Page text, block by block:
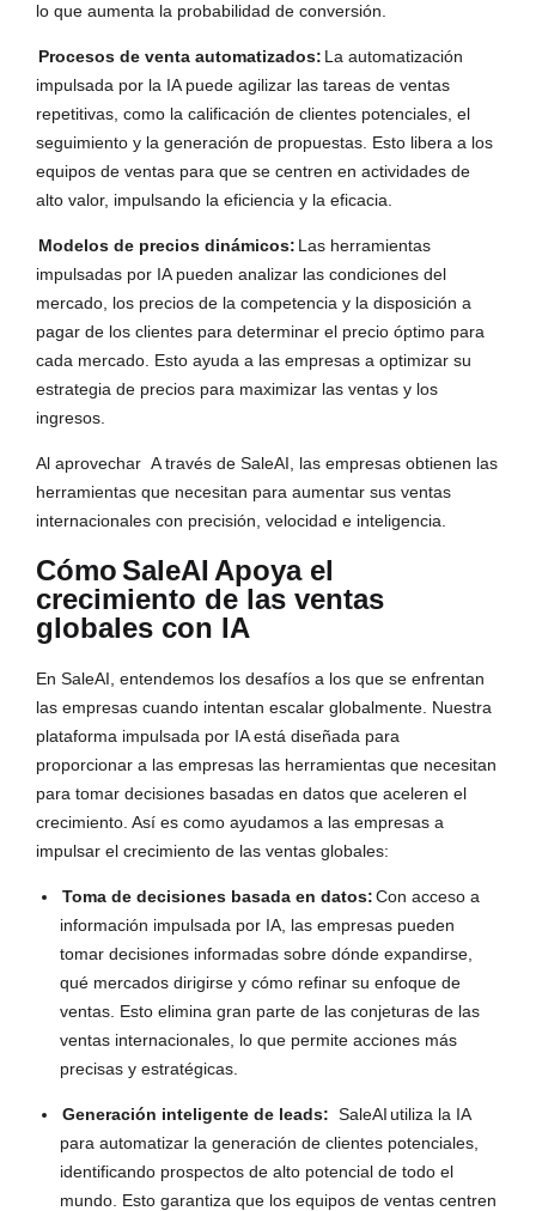
lo que aumenta la probabilidad de conversión.
Procesos de venta automatizados: La automatización
impulsada por la IA puede agilizar las tareas de ventas
repetitivas, como la calificación de clientes potenciales, el
seguimiento y la generación de propuestas. Esto libera a los
equipos de ventas para que se centren en actividades de
alto valor, impulsando la eficiencia y la eficacia.
Modelos de precios dinámicos: Las herramientas
impulsadas por IA pueden analizar las condiciones del
mercado, los precios de la competencia y la disposición a
pagar de los clientes para determinar el precio óptimo para
cada mercado. Esto ayuda a las empresas a optimizar su
estrategia de precios para maximizar las ventas y los
ingresos.
Al aprovechar A través de SaleAI, las empresas obtienen las
herramientas que necesitan para aumentar sus ventas
internacionales con precisión, velocidad e inteligencia.
CómoSaleAI Apoya el
crecimiento de las ventas
globales con IA
En SaleAI, entendemos los desafíos a los que se enfrentan
las empresas cuando intentan escalar globalmente. Nuestra
plataforma impulsada por IA está diseñada para
proporcionar a las empresas las herramientas que necesitan
para tomar decisiones basadas en datos que aceleren el
crecimiento. Así es como ayudamos a las empresas a
impulsar el crecimiento de las ventas globales:
Toma de decisiones basada en datos:Con acceso a
información impulsada por IA, las empresas pueden
tomar decisiones informadas sobre dónde expandirse,
qué mercados dirigirse y cómo refinar su enfoque de
ventas. Esto elimina gran parte de las conjeturas de las
ventas internacionales, lo que permite acciones más
precisas y estratégicas.
Generación inteligente de leads: SaleAI utiliza la IA
para automatizar la generación de clientes potenciales,
identificando prospectos de alto potencial de todo el
mundo. Esto garantiza que los equipos de ventas centren